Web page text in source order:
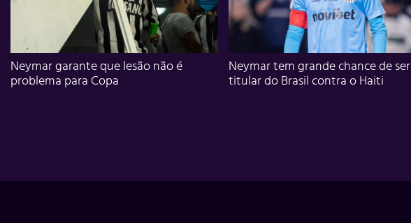
Neymar garante que lesão não é
problema para Copa
Neymar tem grande chance de ser
titular do Brasil contra o Haiti